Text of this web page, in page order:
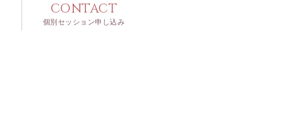
CONTACT
個別セッション申し込み